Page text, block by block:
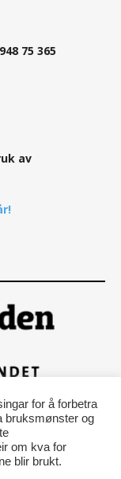
75 365
av
for å forbetra
bruksmønster og
om kva for
blir brukt.